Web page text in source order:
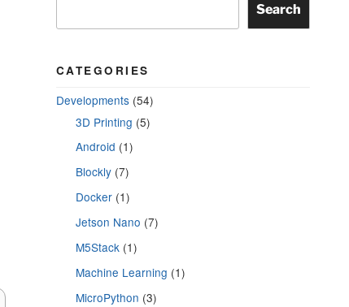
Search
CATEGORIES
Developments (54)
3D Printing (5)
Android (1)
Blockly (7)
Docker (1)
Jetson Nano (7)
M5Stack (1)
Machine Learning (1)
MicroPython (3)